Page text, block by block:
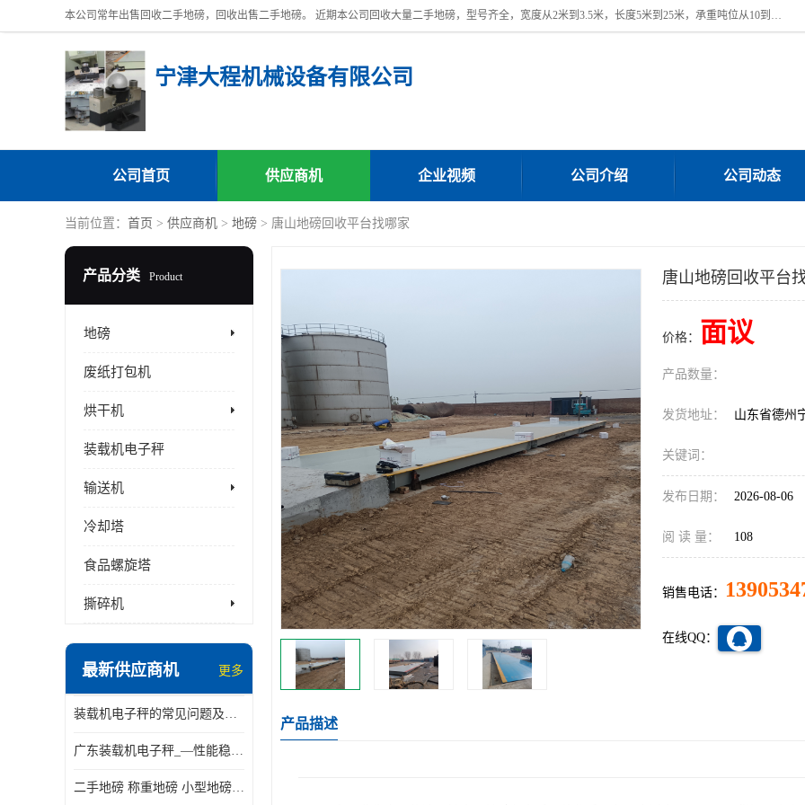
本公司常年出售回收二手地磅，回收出售二手地磅。 近期本公司回收大量二手地磅，型号齐全，宽度从2米到3.5米，长度5米到25米，承重吨位从10到200吨，成色7—9成新。 ? 使用年限6个月至2年，产品来源于个人闲置品，工矿企业停用品，因小换大而来。 精准度和新的一样， 二手地磅是内行人的选择，打个电话就省钱朋友您好等什么
宁津大程机械设备有限公司
公司首页 供应商机 企业视频 公司介绍 公司动态
当前位置： 首页 > 供应商机 > 地磅 > 唐山地磅回收平台找哪家
产品分类 Product
地磅
废纸打包机
烘干机
装载机电子秤
输送机
冷却塔
食品螺旋塔
撕碎机
最新供应商机 更多
装载机电子秤的常见问题及解决方法介绍
广东装载机电子秤_—性能稳定—操作简单—品质可靠
二手地磅 称重地磅 小型地磅 一百吨地磅
唐山地磅回收平台
价格： 面议
产品数量：
发货地址： 山东省德州
关键词：
发布日期： 2026-08-06
阅 读 量： 108
销售电话：
在线QQ：
产品描述